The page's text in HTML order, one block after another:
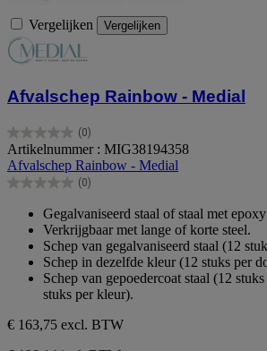
Vergelijken Vergelijken
Afvalschep Rainbow - Medial
(0)
0.0
van
de
5
Artikelnummer : MIG38194358
Afvalschep Rainbow - Medial
(0)
0.0
sterren.
Gegalvaniseerd staal of staal met
Verkrijgbaar met lange of korte steel.
Schep van gegalvaniseerd staal (12
Schep in dezelfde kleur (12 stuks per
Schep van gepoedercoat staal (12
stuks per kleur).
€ 163,75 excl. BTW